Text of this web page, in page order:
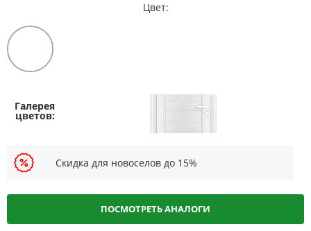
Цвет:
Скидка для новоселов до 15%
ПОСМОТРЕТЬ АНАЛОГИ